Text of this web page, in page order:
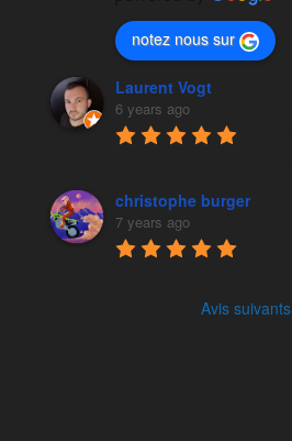
notez nous sur
Laurent Vogt
6 years ago
christophe burger
7 years ago
Avis suivants